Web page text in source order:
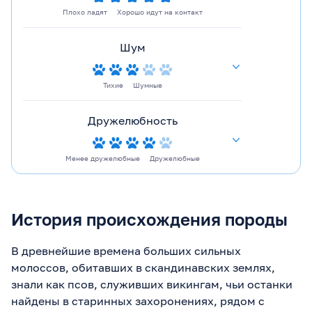
Плохо ладят Хорошо идут на контакт
Шум
Тихие Шумные
Дружелюбность
Менее дружелюбные Дружелюбные
История происхождения породы
В древнейшие времена больших сильных
молоссов, обитавших в скандинавских землях,
знали как псов, служивших викингам, чьи останки
найдены в старинных захоронениях, рядом с